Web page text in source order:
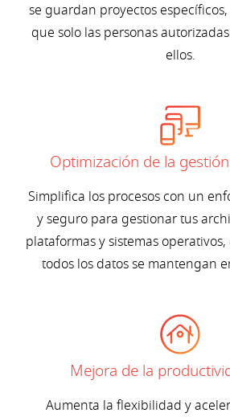
se guardan proyectos
que solo las personas
ellos.
Optimización de la
Simplifica los procesos con un
y seguro para gestionar tus
plataformas y sistemas
todos los datos se mantengan
Mejora de la
Aumenta la flexibilidad y